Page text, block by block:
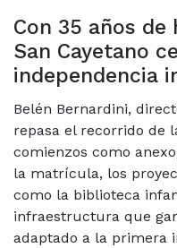
Con 35 años
San Cayetano
independencia
Belén Bernardini,
repasa el recorrido de
comienzos como
la matrícula, los
como la biblioteca
infraestructura que
adaptado a la primera